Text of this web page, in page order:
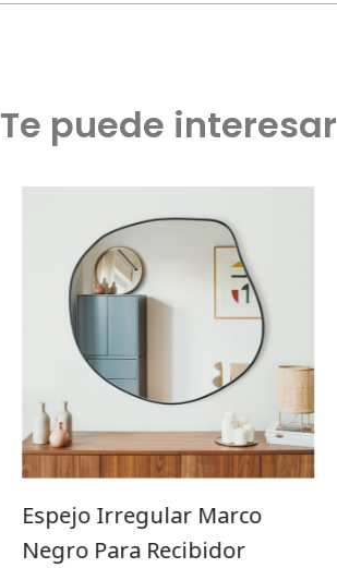
Te puede interesar
Espejo Irregular Marco
Negro Para Recibidor